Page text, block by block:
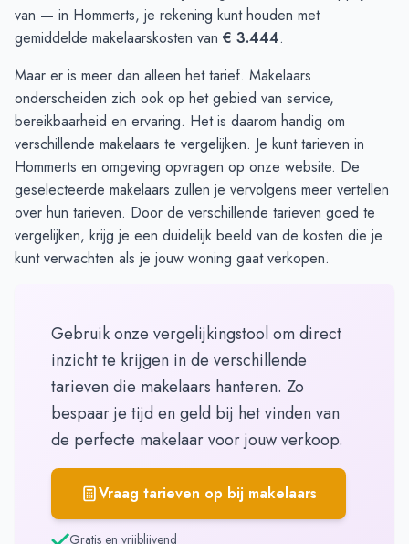
van — in Hommerts, je rekening kunt houden met
gemiddelde makelaarskosten van € 3.444.
Maar er is meer dan alleen het tarief. Makelaars
onderscheiden zich ook op het gebied van service,
bereikbaarheid en ervaring. Het is daarom handig om
verschillende makelaars te vergelijken. Je kunttarieven in
Hommerts en omgeving opvragen op onze website. De
geselecteerde makelaars zullen je vervolgens meer vertellen
over hun tarieven. Door de verschillende tarieven goed te
vergelijken, krijg je een duidelijk beeld van de kosten die je
kunt verwachten als je jouw woning gaat verkopen.
Gebruik onze vergelijkingstool om direct
inzicht te krijgen in de verschillende
tarieven die makelaars hanteren. Zo
bespaar je tijd en geld bij het vinden van
de perfecte makelaar voor jouw verkoop.
Vraag tarieven op bij makelaars
Gratis en vrijblijvend